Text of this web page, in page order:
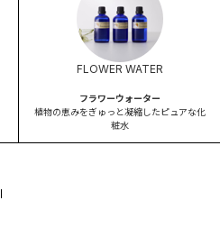
FLOWER WATER
フラワーウォーター
植物の恵みをぎゅっと凝縮したピュアな化
粧水